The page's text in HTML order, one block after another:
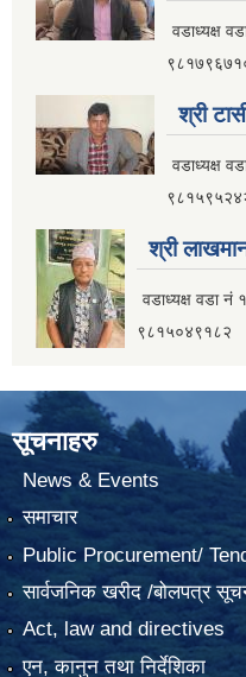
वडाध्यक्ष
श्री
वडाध्यक्ष
श्री
वडाध्यक्ष वडा नं
९८१५०४९१८२
सूचनाहरु
News & Events
समाचार
Public Procurement/
सार्वजनिक खरीद /बोलपत्र
Act, law and directives
एन, कानुन तथा निर्देशिका